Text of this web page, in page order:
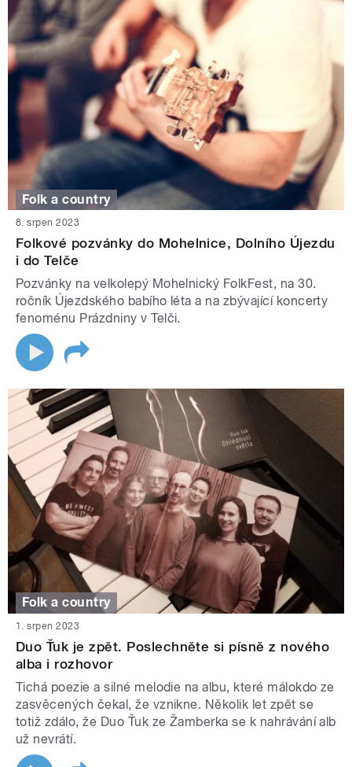
Folk a country
8. srpen 2023
Folkové pozvánky do Mohelnice, Dolního Újezdu
i do Telče
Pozvánky na velkolepý Mohelnický FolkFest, na 30.
ročník Újezdského babího léta a na zbývající koncerty
fenoménu Prázdniny v Telči.
Folk a country
1. srpen 2023
Duo Ťuk je zpět. Poslechněte si písně z nového
alba i rozhovor
Tichá poezie a silné melodie na albu, které málokdo ze
zasvěcených čekal, že vznikne. Několik let zpět se
totiž zdálo, že Duo Ťuk ze Žamberka se k nahrávání alb
už nevrátí.